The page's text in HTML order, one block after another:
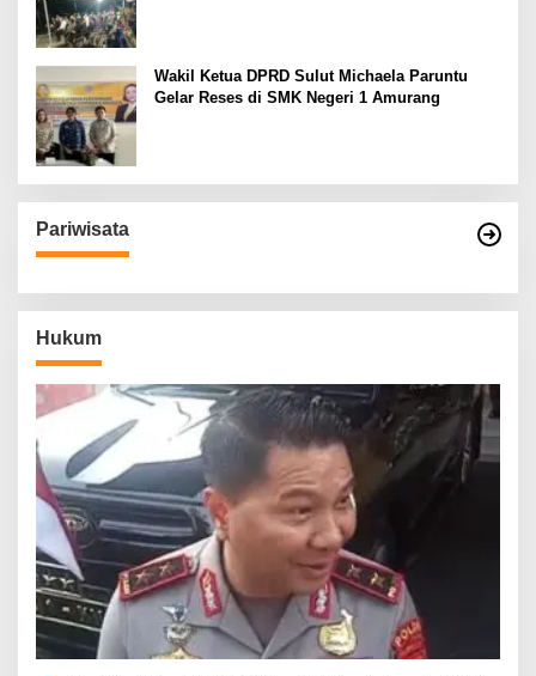
Wakil Ketua DPRD Sulut Michaela Paruntu
Gelar Reses di SMK Negeri 1 Amurang
Pariwisata
Hukum